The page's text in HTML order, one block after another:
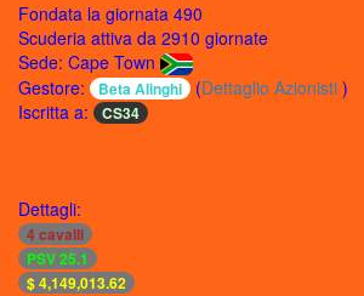
Fondata la giornata 490
Scuderia attiva da 2910 giornate
Sede: Cape Town
Gestore:
Beta Alinghi (Dettaglio Azionisti )
Iscritta a:
CS34
Dettagli:
4 cavalli
PSV 25.1
$ 4,149,013.62